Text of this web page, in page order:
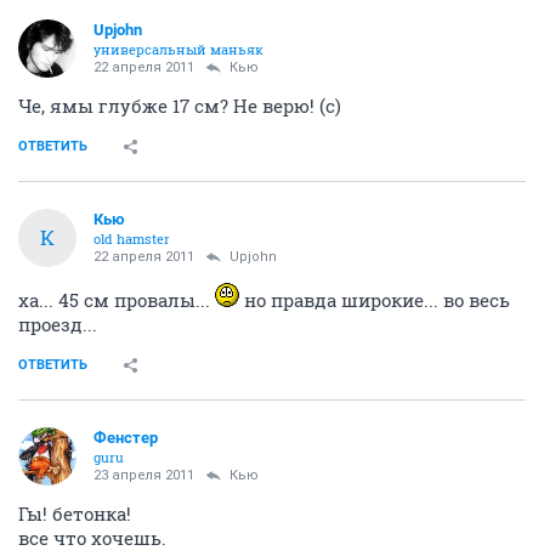
Upjohn
универсальный маньяк
22 апреля 2011 Кью
Че, ямы глубже 17 см? Не верю! (с)
ОТВЕТИТЬ
К
Кью
old hamster
22 апреля 2011 Upjohn
ха... 45 см провалы...
но правда широкие... во весь
проезд...
ОТВЕТИТЬ
Фенстер
guru
23 апреля 2011 Кью
Гы! бетонка!
все что хочешь.